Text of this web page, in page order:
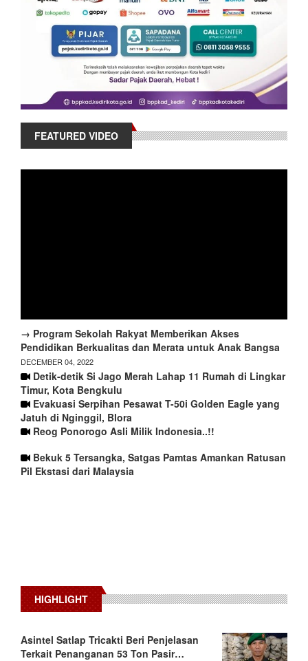
FEATURED VIDEO
→ Program Sekolah Rakyat Memberikan Akses
Pendidikan Berkualitas dan Merata untuk Anak Bangsa
DECEMBER 04, 2022
Detik-detik Si Jago Merah Lahap 11 Rumah di Lingkar
Timur, Kota Bengkulu
Evakuasi Serpihan Pesawat T-50i Golden Eagle yang
Jatuh di Nginggil, Blora
Reog Ponorogo Asli Milik Indonesia..!!
Bekuk 5 Tersangka, Satgas Pamtas Amankan Ratusan
Pil Ekstasi dari Malaysia
HIGHLIGHT
Asintel Satlap Tricakti Beri Penjelasan
Terkait Penanganan 53 Ton Pasir…